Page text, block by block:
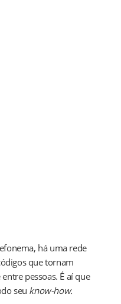
há uma rede
que tornam
pessoas. É aí que
seu know-how.